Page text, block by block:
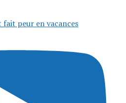
fait peur en vacances